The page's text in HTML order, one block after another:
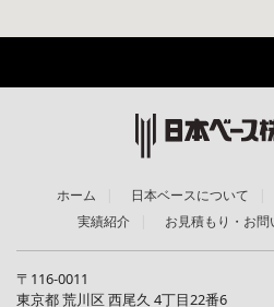
ホーム 日本ベースについて
実績紹介
お見積もり・お問
〒116-0011
東京都 荒川区 西尾久 4丁目22番6